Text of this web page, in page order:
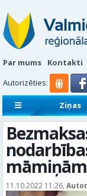
Par mums Kontakti
Autorizēties:
Ziņas
Sludinājumi
11.10.2022 11:26,